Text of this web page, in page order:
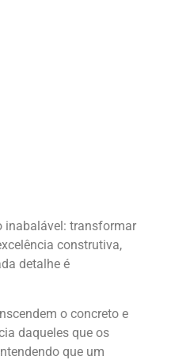
inabalável: transformar
construtiva,
detalhe é
o concreto e
daqueles que os
que um